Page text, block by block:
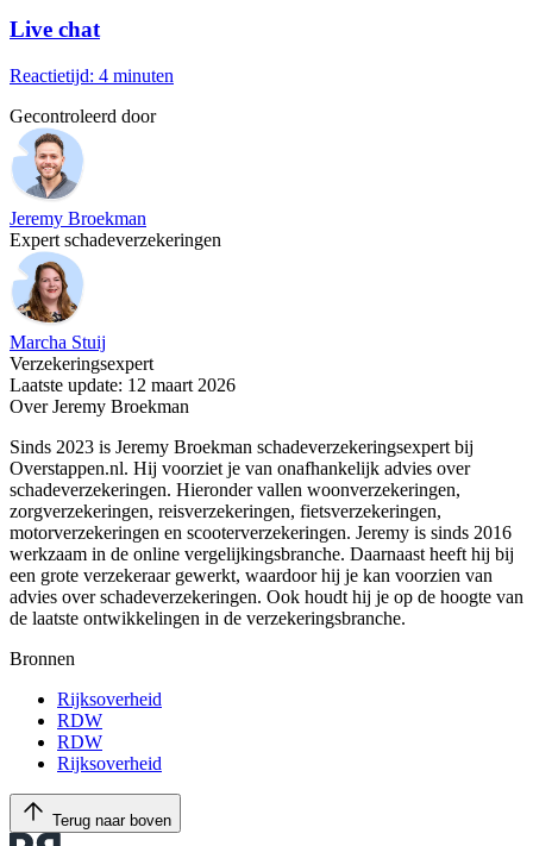
Live chat
Reactietijd: 4 minuten
Gecontroleerd door
Jeremy Broekman
Expert schadeverzekeringen
Marcha Stuij
Verzekeringsexpert
Laatste update: 12 maart 2026
Over Jeremy Broekman
Sinds 2023 is Jeremy Broekman schadeverzekeringsexpert bij
Overstappen.nl. Hij voorziet je van onafhankelijk advies over
schadeverzekeringen. Hieronder vallen woonverzekeringen,
zorgverzekeringen, reisverzekeringen, fietsverzekeringen,
motorverzekeringen en scooterverzekeringen. Jeremy is sinds 2016
werkzaam in de online vergelijkingsbranche. Daarnaast heeft hij bij
een grote verzekeraar gewerkt, waardoor hij je kan voorzien van
advies over schadeverzekeringen. Ook houdt hij je op de hoogte van
de laatste ontwikkelingen in de verzekeringsbranche.
Bronnen
Rijksoverheid
RDW
RDW
Rijksoverheid
Terug naar boven